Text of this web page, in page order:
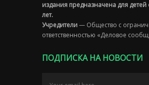
издания предназначена для детей
лет.
Учредители— Общество с
ответственностью «Деловое
ПОДПИСКА НА НОВОСТИ